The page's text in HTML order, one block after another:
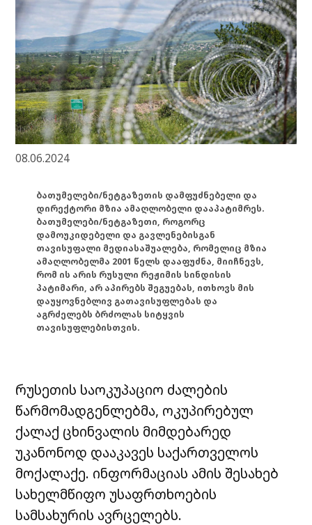
08.06.2024
ბათუმელები/ნეტგაზეთის დამფუძნებელი და
დირექტორი მზია ამაღლობელი დააპატიმრეს.
ბათუმელები/ნეტგაზეთი, როგორც
დამოუკიდებელი და გავლენებისგან
თავისუფალი მედიასაშუალება, რომელიც მზია
ამაღლობელმა 2001 წელს დააფუძნა, მიიჩნევს,
რომ ის არის რუსული რეჟიმის სინდისის
პატიმარი, არ აპირებს შეგუებას, ითხოვს მის
დაუყოვნებლივ გათავისუფლებას და
აგრძელებს ბრძოლას სიტყვის
თავისუფლებისთვის.
რუსეთის საოკუპაციო ძალების
წარმომადგენლებმა, ოკუპირებულ
ქალაქ ცხინვალის მიმდებარედ
უკანონოდ დააკავეს საქართველოს
მოქალაქე. ინფორმაციას ამის შესახებ
სახელმწიფო უსაფრთხოების
სამსახურის ავრცელებს.